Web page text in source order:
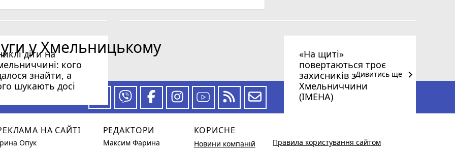
діти на
кого
знайти, а
шукають досі
«На щиті»
повертаються троє
захисників з
Хмельниччини
(ІМЕНА)
у Хмельницькому
Дивитись ще keyboard_arrow_right
НА САЙТІ
Опук
РЕДАКТОРИ
Максим Фарина
КОРИСНЕ
Новини компаній Правила користування сайтом